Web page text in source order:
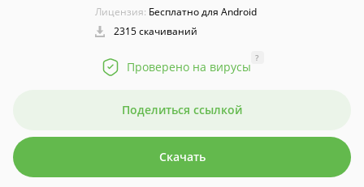
Лицензия: Бесплатно для Android
2315 скачиваний
Проверено на вирусы
?
Поделиться ссылкой
Скачать